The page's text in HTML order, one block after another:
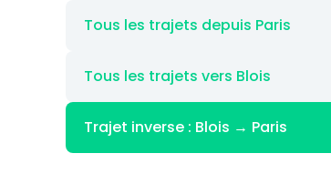
Tous les trajets depuis Paris
Tous les trajets vers Blois
Trajet inverse : Blois → Paris